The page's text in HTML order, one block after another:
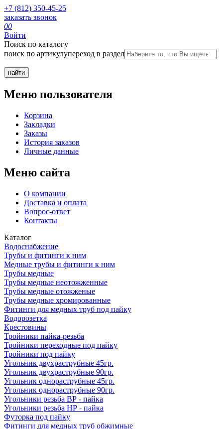
+7 (812) 350-45-25
заказать звонок
00
Войти
Поиск по каталогу
поиск по артикулупереход в раздел
Меню пользователя
Корзина
Закладки
Заказы
История заказов
Личные данные
Меню сайта
О компании
Доставка и оплата
Вопрос-ответ
Контакты
Каталог
Водоснабжение
Трубы и фитинги к ним
Медные трубы и фитинги к ним
Трубы медные
Трубы медные неотожженные
Трубы медные отожженые
Трубы медные хромированные
Фитинги для медных труб под пайку
Водорозетка
Крестовины
Тройники пайка-резьба
Тройники переходные под пайку
Тройники под пайку
Угольник двухраструбные 45гр.
Угольник двухраструбные 90гр.
Угольник однораструбные 45гр.
Угольник однораструбные 90гр.
Угольники резьба ВР - пайка
Угольники резьба НР - пайка
Футорка под пайку
Фитинги для медных труб обжимные